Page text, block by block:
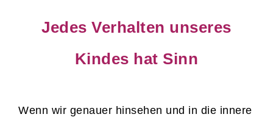
Jedes Verhalten unseres
Kindes hat Sinn
Wenn wir genauer hinsehen und in die innere